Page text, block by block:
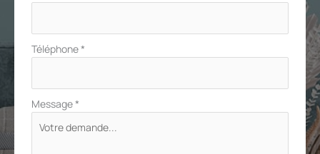
Téléphone*
Message*